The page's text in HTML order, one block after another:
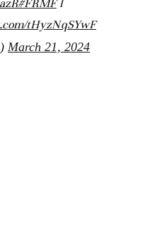
#FRMFl
tHyzNqSYwF
March 21, 2024